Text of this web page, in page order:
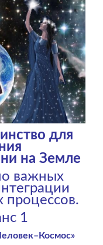
для
на Земле
важных
процессов.
1